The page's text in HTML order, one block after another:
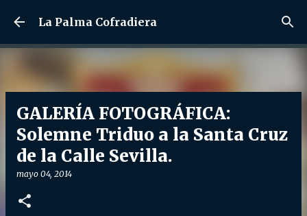
Ir al contenido principal
La Palma Cofradiera
GALERÍA FOTOGRÁFICA:
Solemne Triduo a la Santa Cruz
de la Calle Sevilla.
mayo 04, 2014